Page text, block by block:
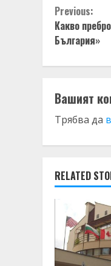
Continue
Previous:
Какво
България»
Вашият
Трябва да
RELATED